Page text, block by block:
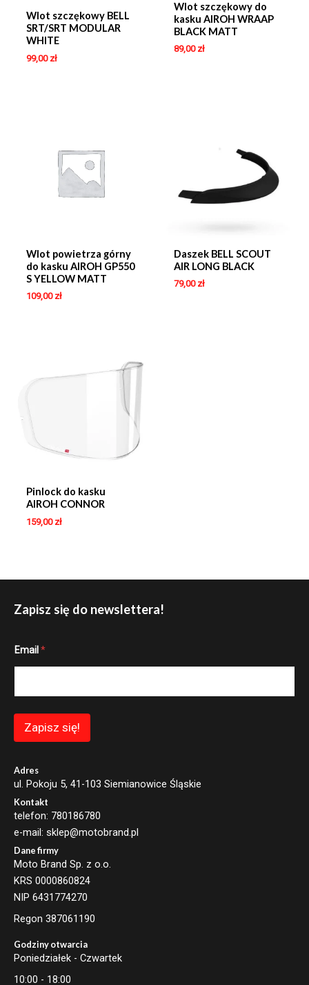
Wlot szczękowy BELL
SRT/SRT MODULAR
WHITE
99,00 zł
Wlot szczękowy do
kasku AIROH WRAAP
BLACK MATT
89,00 zł
Wlot powietrza górny
do kasku AIROH GP550
S YELLOW MATT
109,00 zł
Daszek BELL SCOUT
AIR LONG BLACK
79,00 zł
Pinlock do kasku
AIROH CONNOR
159,00 zł
Zapisz się do newslettera!
E
l
i
Email *
Zapisz się!
Adres
ul. Pokoju 5, 41-103 Siemianowice Śląskie
Kontakt
telefon: 780186780
e-mail: sklep@motobrand.pl
Dane firmy
Moto Brand Sp. z o.o.
KRS 0000860824
NIP 6431774270
Regon 387061190
Godziny otwarcia
Poniedziałek - Czwartek
10:00 - 18:00